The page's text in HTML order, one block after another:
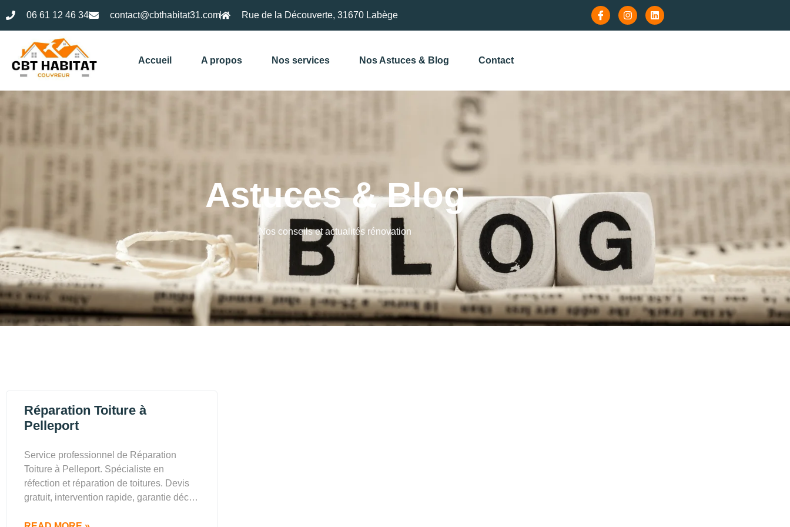
06 61 12 46 34 contact@cbthabitat31.com Rue de la Découverte, 31670 Labège
Accueil A propos Nos services Nos Astuces & Blog Contact
Astuces & Blog
Nos conseils et actualités rénovation
Réparation Toiture à
Pelleport
Service professionnel de Réparation
Toiture à Pelleport. Spécialiste en
réfection et réparation de toitures. Devis
gratuit, intervention rapide, garantie déc…